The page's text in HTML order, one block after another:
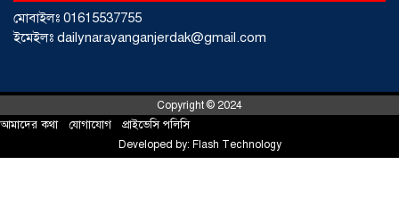
মোবাইলঃ 01615537755
ইমেইলঃ dailynarayanganjerdak@gmail.com
Copyright © 2024
আমাদের কথা যোগাযোগ প্রাইভেসি পলিসি
Developed by: Flash Technology